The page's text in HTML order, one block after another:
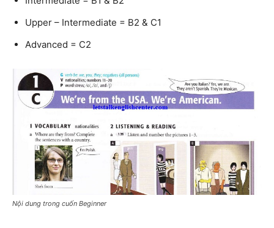
Upper – Intermediate = B2 & C1
Advanced = C2
Nội dung trong cuốn Beginner